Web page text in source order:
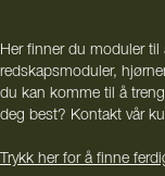
Her finner du moduler
redskapsmoduler,
du kan komme til å
deg best? Kontakt vår
Trykk her for å finne